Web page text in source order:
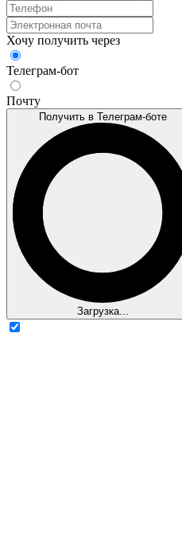
Хочу получить через
Телеграм-бот
Почту
Получить в Телеграм-боте
Загрузка...